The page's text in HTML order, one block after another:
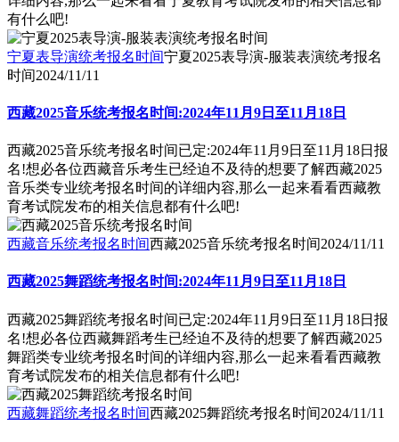
有什么吧!
宁夏表导演统考报名时间宁夏2025表导演-服装表演统考报名
时间2024/11/11
西藏2025音乐统考报名时间:2024年11月9日至11月18日
西藏2025音乐统考报名时间已定:2024年11月9日至11月18日报
名!想必各位西藏音乐考生已经迫不及待的想要了解西藏2025
音乐类专业统考报名时间的详细内容,那么一起来看看西藏教
育考试院发布的相关信息都有什么吧!
西藏音乐统考报名时间西藏2025音乐统考报名时间2024/11/11
西藏2025舞蹈统考报名时间:2024年11月9日至11月18日
西藏2025舞蹈统考报名时间已定:2024年11月9日至11月18日报
名!想必各位西藏舞蹈考生已经迫不及待的想要了解西藏2025
舞蹈类专业统考报名时间的详细内容,那么一起来看看西藏教
育考试院发布的相关信息都有什么吧!
西藏舞蹈统考报名时间西藏2025舞蹈统考报名时间2024/11/11